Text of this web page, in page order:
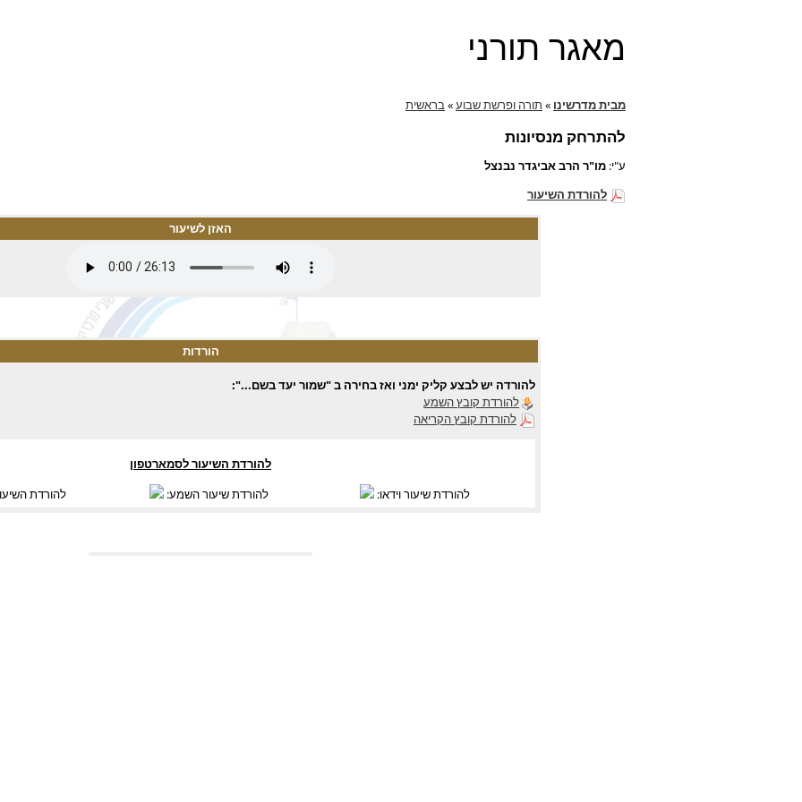
מאגר תורני
מבית מדרשינו » תורה ופרשת שבוע»בראשית
להתרחק מנסיונות
ע"י: מו"ר הרב אביגדר נבנצל
להורדת השיעור
האזן לשיעור
הורדות
להורדה יש לבצע קליק ימני ואז בחירה ב "שמור יעד בשם...":
להורדת קובץ השמע
להורדת קובץ הקריאה
להורדת השיעור לסמארטפון
להורדת שיעור וידאו:
להורדת שיעור השמע: להורדת